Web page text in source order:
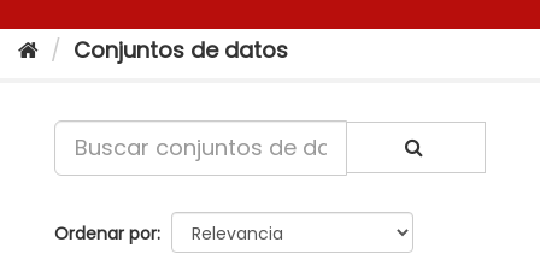
Conjuntos de datos
Ordenar por